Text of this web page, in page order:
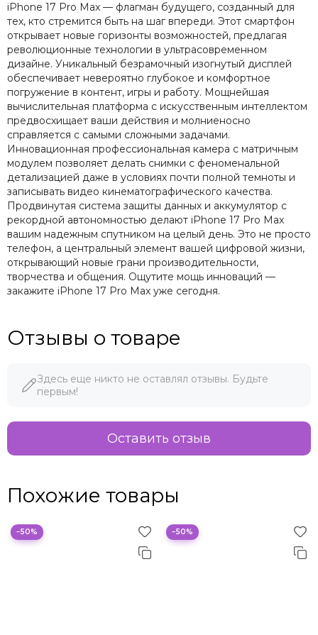
iPhone 17 Pro Max — флагман будущего, созданный для
тех, кто стремится быть на шаг впереди. Этот смартфон
открывает новые горизонты возможностей, предлагая
революционные технологии в ультрасовременном
дизайне. Уникальный безрамочный изогнутый дисплей
обеспечивает невероятно глубокое и комфортное
погружение в контент, игры и работу. Мощнейшая
вычислительная платформа с искусственным интеллектом
предвосхищает ваши действия и молниеносно
справляется с самыми сложными задачами.
Инновационная профессиональная камера с матричным
модулем позволяет делать снимки с феноменальной
детализацией даже в условиях почти полной темноты и
записывать видео кинематографического качества.
Продвинутая система защиты данных и аккумулятор с
рекордной автономностью делают iPhone 17 Pro Max
вашим надежным спутником на целый день. Это не просто
телефон, а центральный элемент вашей цифровой жизни,
открывающий новые грани производительности,
творчества и общения. Ощутите мощь инноваций —
закажите iPhone 17 Pro Max уже сегодня.
Отзывы о товаре
Здесь еще никто не оставлял отзывы. Будьте
первым!
Оставить отзыв
Похожие товары
−50% −50%